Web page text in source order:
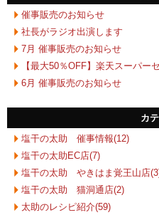
催事販売のお知らせ
社長がラジオ出演します
7月 催事販売のお知らせ
【最大50％OFF】楽天スーパー
6月 催事販売のお知らせ
カ
塩干の太助 催事情報(12)
塩干の太助EC店(7)
塩干の太助 やきはま覚王山店
塩干の太助 猫洞通店(2)
太助のレシピ紹介(59)